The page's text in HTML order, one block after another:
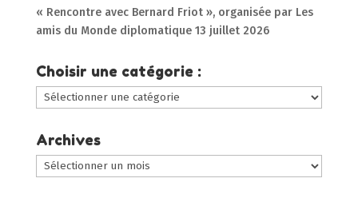
« Rencontre avec Bernard Friot », organisée par Les
amis du Monde diplomatique 13 juillet 2026
Choisir une catégorie :
Choisir
une
catégorie
:
Archives
Archives